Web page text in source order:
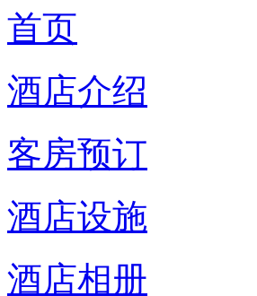
首页
酒店介绍
客房预订
酒店设施
酒店相册